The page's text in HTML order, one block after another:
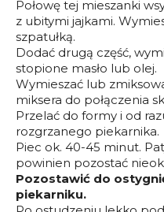
Połowę tej mieszanki
z ubitymi jajkami.
szpatułką.
Dodać drugą część,
stopione masło lub olej.
Wymieszać lub
miksera do połączenia
Przelać do formy i od
rozgrzanego piekarnika.
Piec ok. 40-45 minut.
powinien pozostać
Pozostawić do
piekarniku.